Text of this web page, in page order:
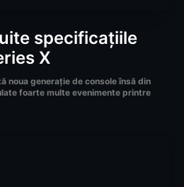
specificațiile
X
noua generație de console însă din
foarte multe evenimente printre